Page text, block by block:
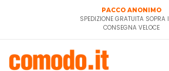
PACCO ANONIMO
SPEDIZIONE GRATUITA SOPRA I
CONSEGNA VELOCE